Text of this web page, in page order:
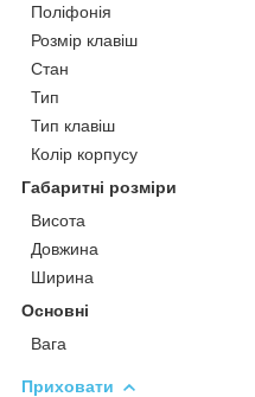
Поліфонія
Розмір клавіш
Стан
Тип
Тип клавіш
Колір корпусу
Габаритні розміри
Висота
Довжина
Ширина
Основні
Вага
Приховати